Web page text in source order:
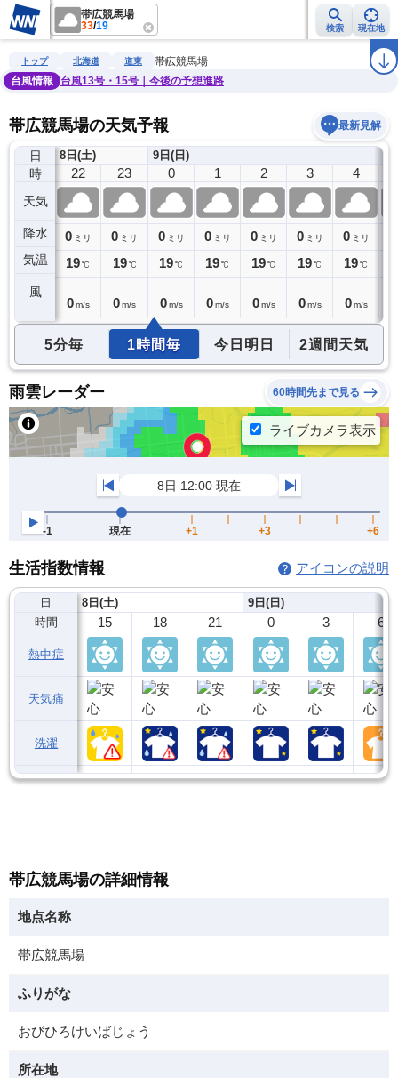
帯広競馬場
33/19 検索 現在地
雨雲レーダー 台風情報 地震情報 ラ
トップ 北海道 道東
帯広競馬場
台風情報
台風13号・15号｜今後の予想進路
帯広競馬場の天気予報 最新見解
日
時
天気
降水
気温
風
8日(土)
21
0ミリ
19℃
22
0 ミリ
19℃
0 m/s
23
0 ミリ
19 ℃
0m/s
9日(日)
0
0 ミリ
19℃
0 m/s
1
0 ミリ
19℃
0 m/s
2
0 ミリ
19℃
0 m/s
3
0 ミリ
19℃
0 m/s
4
0 ミリ
19℃
0 m/s
5分毎 1時間毎 今日明日 2週間天気
雨雲レーダー 60時間先まで見る
生活指数情報 アイコンの説明
日
時間
熱中症
天気痛
洗濯
8日(土)
15 18 21
9日(日)
0 3 6
帯広競馬場の詳細情報
地点名称
帯広競馬場
ふりがな
おびひろけいばじょう
所在地